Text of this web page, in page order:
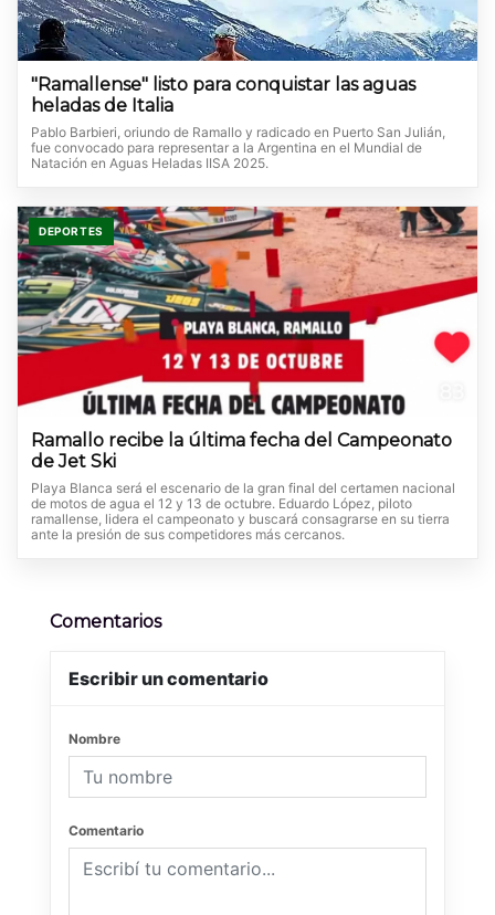
"Ramallense" listo para conquistar las aguas
heladas de Italia
Pablo Barbieri, oriundo de Ramallo y radicado en Puerto San Julián,
fue convocado para representar a la Argentina en el Mundial de
Natación en Aguas Heladas IISA 2025.
DEPORTES
Ramallo recibe la última fecha del Campeonato
de Jet Ski
Playa Blanca será el escenario de la gran final del certamen nacional
de motos de agua el 12 y 13 de octubre. Eduardo López, piloto
ramallense, lidera el campeonato y buscará consagrarse en su tierra
ante la presión de sus competidores más cercanos.
Comentarios
Escribir un comentario
Nombre
Comentario